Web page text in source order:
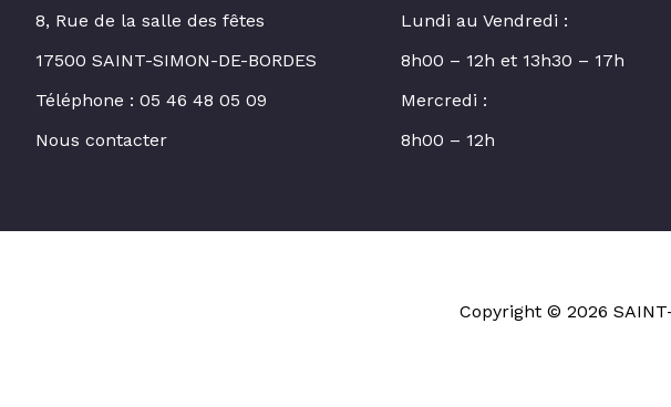
8, Rue de la salle des fêtes
17500 SAINT-SIMON-DE-BORDES
Téléphone : 05 46 48 05 09
Nous contacter
Lundi au Vendredi :
8h00 – 12h et 13h30 – 17h
Mercredi :
8h00 – 12h
Copyright © 2026